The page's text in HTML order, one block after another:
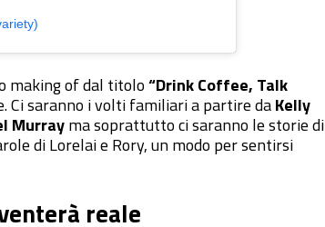
making of dal titolo“Drink Coffee, Talk
Ci saranno i volti familiari a partire daKelly
Murrayma soprattutto ci saranno le storie di
di Lorelai e Rory, un modo per sentirsi
reale